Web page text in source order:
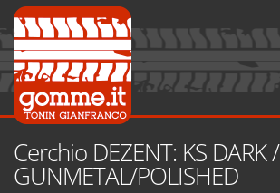
Cerchio DEZENT: KS DARK /
GUNMETAL/POLISHED